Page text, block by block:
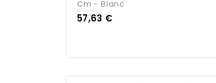
Cm - Blanc
Prix
57,63 €